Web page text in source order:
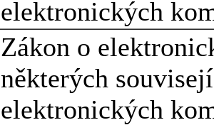
elektronických
Zákon o
některých
elektronických